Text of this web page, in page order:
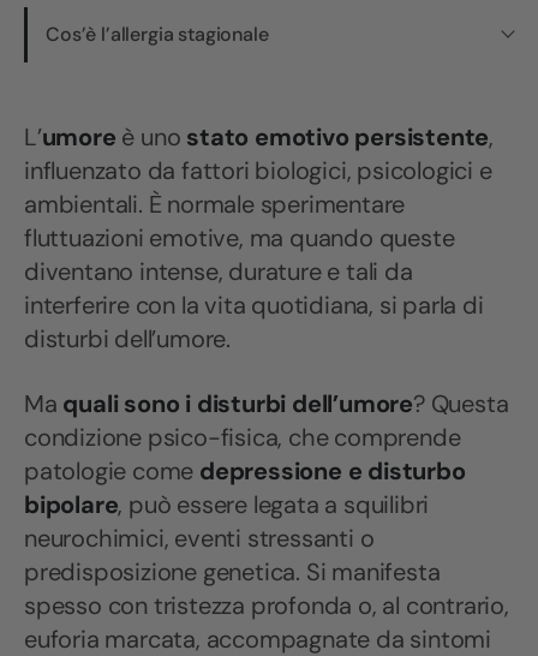
Cos’è l’allergia stagionale
L’umore è uno stato emotivo persistente,
influenzato da fattori biologici, psicologici e
ambientali. È normale sperimentare
fluttuazioni emotive, ma quando queste
diventano intense, durature e tali da
interferire con la vita quotidiana, si parla di
disturbi dell’umore.
Ma quali sono i disturbi dell’umore? Questa
condizione psico-fisica, che comprende
patologie come depressione e disturbo
bipolare, può essere legata a squilibri
neurochimici, eventi stressanti o
predisposizione genetica. Si manifesta
spesso con tristezza profonda o, al contrario,
euforia marcata, accompagnate da sintomi